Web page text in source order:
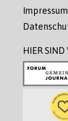
Impressum
HIER